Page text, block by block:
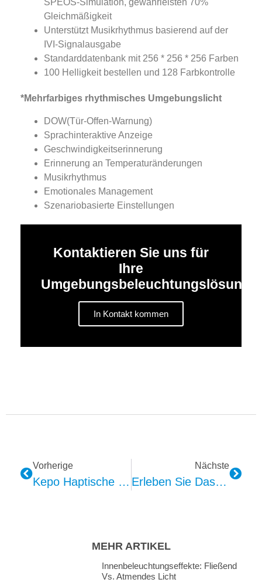
SPEOS-Simulation, gewährleisten 70%
Gleichmäßigkeit
Unterstützt Musikrhythmus basierend auf der
IVI-Signalausgabe
Standarddatenbank mit 256 * 256 * 256 Farben
100 Helligkeit bestellen und 128 Farbkontrolle
*Mehrfarbiges rhythmisches Umgebungslicht
DOW(Tür-Offen-Warnung)
Sprachinteraktive Anzeige
Geschwindigkeitserinnerung
Erinnerung an Temperaturänderungen
Musikrhythmus
Emotionales Management
Szenariobasierte Einstellungen
Kontaktieren Sie uns für
Ihre
In Kontakt kommen
Vorherige
Kepo Haptische Lösung
Nächste
Erleben Sie Das Fahren Der Zukunft: Kepo 4D-Vibrationslösung Für Autositze
MEHR ARTIKEL
Innenbeleuchtungseffekte: Fließend
Vs. Atmendes Licht